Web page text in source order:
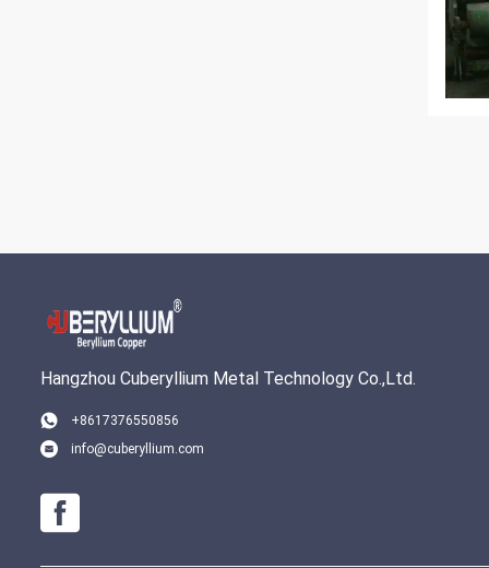
Hangzhou Cuberyllium Metal Technology Co.,Ltd.
+8617376550856
info@cuberyllium.com